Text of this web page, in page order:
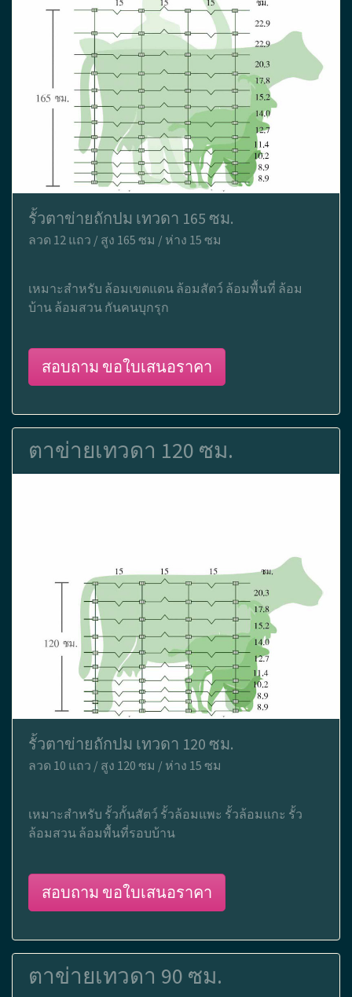
รั้วตาข่ายถักปม เทวดา 165 ซม.
ลวด 12 แถว / สูง 165 ซม / ห่าง 15 ซม
เหมาะสำหรับ ล้อมเขตแดน ล้อมสัตว์ ล้อมพื้นที่ ล้อม
บ้าน ล้อมสวน กันคนบุกรุก
สอบถาม ขอใบเสนอราคา
ตาข่ายเทวดา 120 ซม.
รั้วตาข่ายถักปม เทวดา 120 ซม.
ลวด 10 แถว / สูง 120 ซม / ห่าง 15 ซม
เหมาะสำหรับ รั้วกั้นสัตว์ รั้วล้อมแพะ รั้วล้อมแกะ รั้ว
ล้อมสวน ล้อมพื้นที่รอบบ้าน
สอบถาม ขอใบเสนอราคา
ตาข่ายเทวดา 90 ซม.